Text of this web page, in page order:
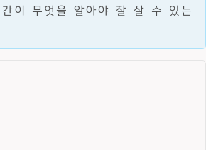
이 무엇을 알아야 잘 살 수 있는